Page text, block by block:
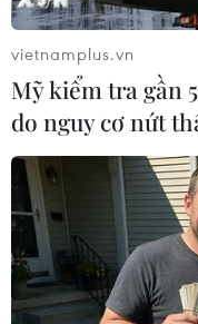
vietnamplus.vn
Mỹ kiểm tra gần
do nguy cơ nứt